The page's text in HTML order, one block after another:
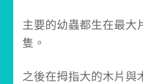
主要的幼蟲都生在最大
隻。
之後在拇指大的木片與